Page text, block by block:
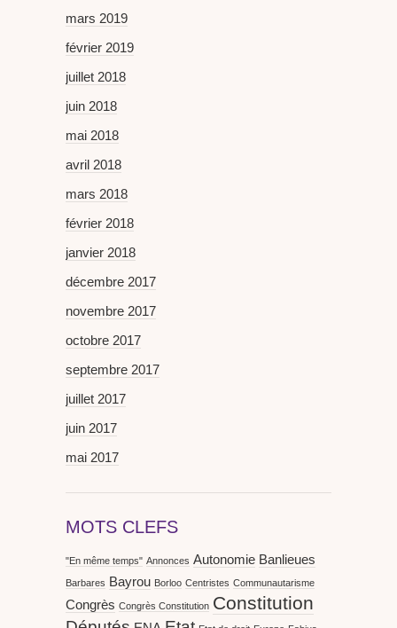
mars 2019
février 2019
juillet 2018
juin 2018
mai 2018
avril 2018
mars 2018
février 2018
janvier 2018
décembre 2017
novembre 2017
octobre 2017
septembre 2017
juillet 2017
juin 2017
mai 2017
MOTS CLEFS
"En même temps" Annonces Autonomie Banlieues
Barbares Bayrou Borloo Centristes Communautarisme
Congrès Congrès Constitution Constitution